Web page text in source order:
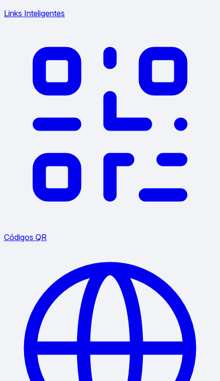
Links Inteligentes
Códigos QR